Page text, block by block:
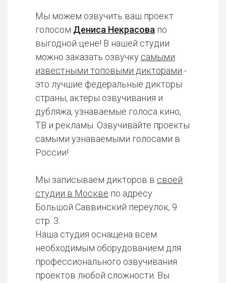
Мы можем озвучить ваш проект
голосом Дениса Некрасова по
выгодной цене! В нашей студии
можно заказать озвучку самыми
известными топовыми дикторами -
это лучшие федеральные дикторы
страны, актеры озвучивания и
дубляжа, узнаваемые голоса кино,
ТВ и рекламы. Озвучивайте проекты
самыми узнаваемыми голосами в
России!
Мы записываем дикторов в своей
студии в Москве по адресу
Большой Саввинский переулок, 9
стр. 3.
Наша студия оснащена всем
необходимым оборудованием для
профессионального озвучивания
проектов любой сложности. Вы